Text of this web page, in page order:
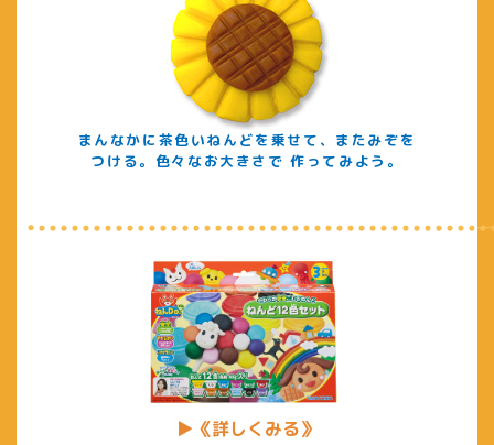
まんなかに茶色いねんどを乗せて、またみぞを
つける。色々なお大きさで 作ってみよう。
▶《詳しくみる》